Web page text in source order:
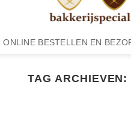
ONLINE BESTELLEN EN
TAG ARCHIEVEN: